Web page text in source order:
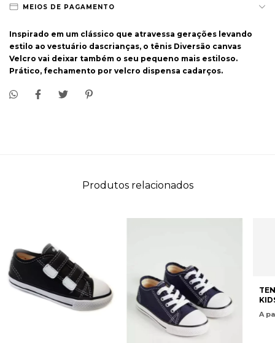
MEIOS DE PAGAMENTO
Inspirado em um clássico que atravessa gerações levando
estilo ao vestuário dascrianças, o tênis Diversão canvas
Velcro vai deixar também o seu pequeno mais estiloso.
Prático, fechamento por velcro dispensa cadarços.
Produtos relacionados
A